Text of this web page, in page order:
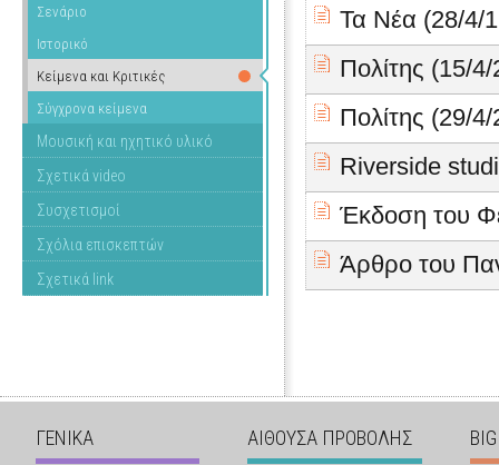
Σενάριο
Ιστορικό
Κείμενα και Κριτικές
Σύγχρονα κείμενα
Μουσική και ηχητικό υλικό
Σχετικά video
Συσχετισμοί
Σχόλια επισκεπτών
Σχετικά link
Τα Νέα (28/4/
Πολίτης (15/
Πολίτης (29/
Riverside
Έκδοση του
Άρθρο του
ΓΕΝΙΚΑ ΑΙΘΟΥΣΑ ΠΡΟΒΟΛΗΣ